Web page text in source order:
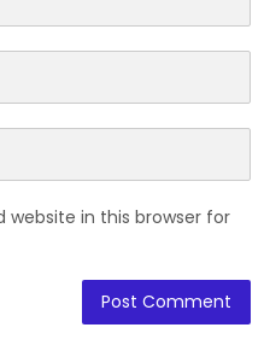
website in this browser for